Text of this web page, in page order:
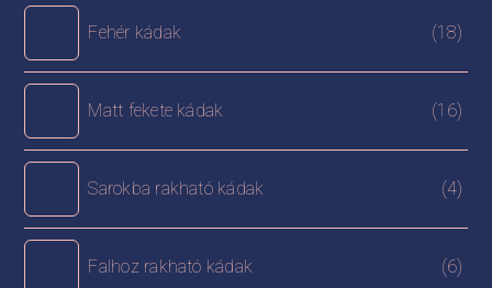
Fehér kádak (18)
Matt fekete kádak (16)
Sarokba rakható kádak (4)
Falhoz rakható kádak (6)